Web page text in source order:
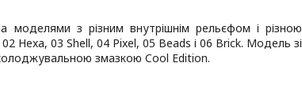
моделями з різним внутрішнім рельєфом і різною
Hexa, 03 Shell, 04 Pixel, 05 Beads і 06 Brick. Модель зі
змазкою Cool Edition.